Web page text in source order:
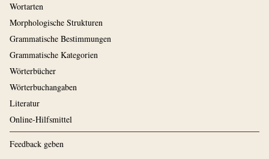
Wortarten
Morphologische Strukturen
Grammatische Bestimmungen
Grammatische Kategorien
Wörterbücher
Wörterbuchangaben
Literatur
Online-Hilfsmittel
Feedback geben